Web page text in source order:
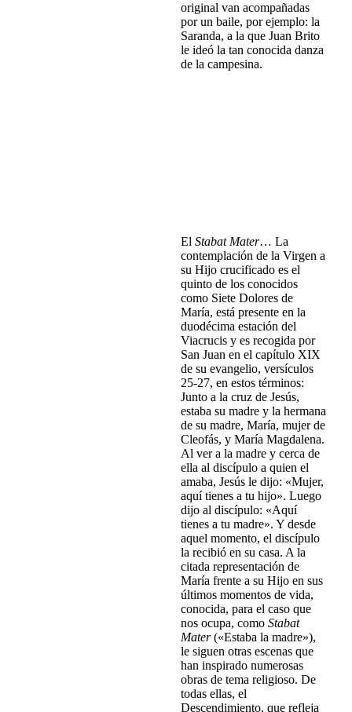
original van acompañadas
por un baile, por ejemplo: la
Saranda, a la que Juan Brito
le ideó la tan conocida danza
de la campesina.
ElStabat Mater… La
contemplación de la Virgen a
su Hijo crucificado es el
quinto de los conocidos
como Siete Dolores de
María, está presente en la
duodécima estación del
Viacrucis y es recogida por
San Juan en el capítulo XIX
de su evangelio, versículos
25-27, en estos términos:
Junto a la cruz de Jesús,
estaba su madre y la hermana
de su madre, María, mujer de
Cleofás, y María Magdalena.
Al ver a la madre y cerca de
ella al discípulo a quien el
amaba, Jesús le dijo: «Mujer,
aquí tienes a tu hijo». Luego
dijo al discípulo: «Aquí
tienes a tu madre». Y desde
aquel momento, el discípulo
la recibió en su casa. A la
citada representación de
María frente a su Hijo en sus
últimos momentos de vida,
conocida, para el caso que
nos ocupa, comoStabat
Mater(«Estaba la madre»),
le siguen otras escenas que
han inspirado numerosas
obras de tema religioso. De
todas ellas, el
Descendimiento, que refleja